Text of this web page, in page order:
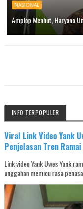
NASIONAL
Amplop Menhut, Haryono
INFO TERPOPULER
Viral Link Video Yank
Penjelasan Tren
Link video Yank Uwes Yank
unggahan memicu rasa